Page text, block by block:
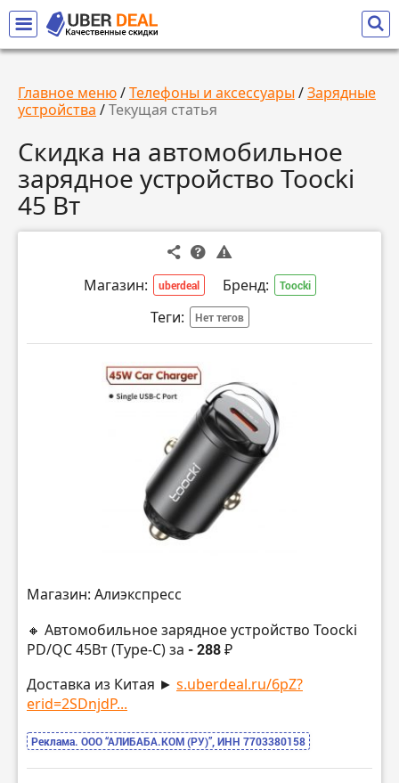
Главное меню/Телефоны и аксессуары /Зарядные
устройства /Текущая статья
Скидка на автомобильное
зарядное устройство Toocki
45 Вт
Магазин: uberdeal Бренд: Toocki
Теги: Нет тегов
Магазин: Алиэкспресс
🔸 Автомобильное зарядное устройство Toocki
PD/QC 45Вт (Type-C) за - 288 ₽
Доставка из Китая ► s.uberdeal.ru/6pZ?
erid=2SDnjdP...
Реклама. ООО “АЛИБАБА.КОМ (РУ)”, ИНН 7703380158